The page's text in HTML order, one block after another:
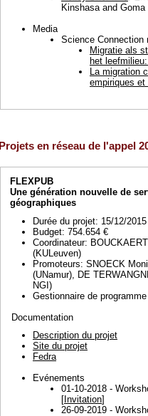
Kinshasa and Goma
Media
Science Connection
Migratie als
het
La migration
empiriques
Projets en réseau de l'appel
FLEXPUB
Une génération nouvelle de
géographiques
Durée du projet: 15/12/
Budget: 754.654 €
Coordinateur:
(KULeuven)
Promoteurs: SNOECK
(UNamur), DE
NGI)
Gestionnaire de
Documentation
Description du projet
Site du projet
Fedra
Evénements
01-10-2018 -
[ Invitation]
26-09-2019 -